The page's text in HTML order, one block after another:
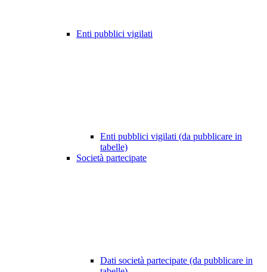
Enti pubblici vigilati
Enti pubblici vigilati (da pubblicare in
tabelle)
Società partecipate
Dati società partecipate (da pubblicare in